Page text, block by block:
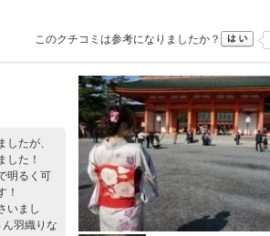
このクチコミは参考になりましたか？
たが、
した！
明るく可
！
いまし
羽織りな